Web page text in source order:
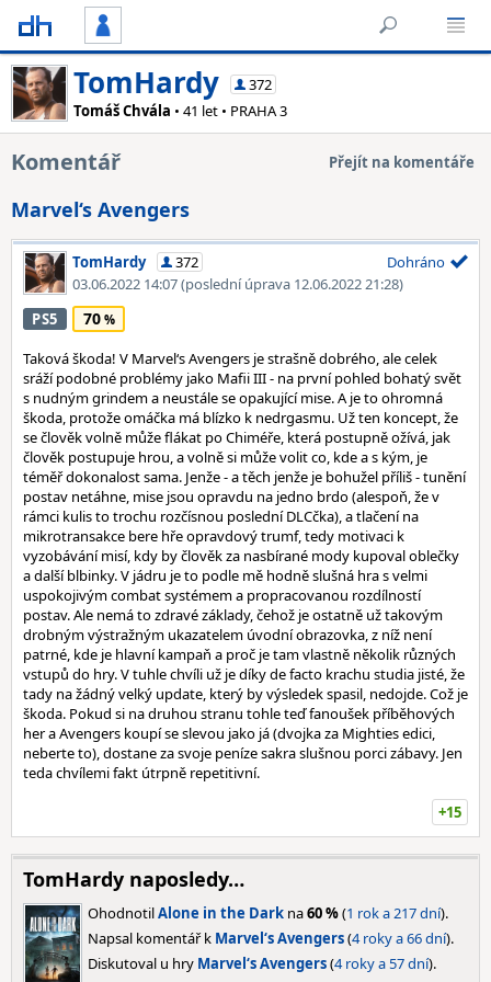
TomHardy
372
Tomáš Chvála • 41 let • PRAHA 3
Komentář Přejít na komentáře
Marvel‘s Avengers
TomHardy
372
03.06.2022 14:07(poslední úprava 12.06.2022 21:28)
Dohráno
PS5 70
Taková škoda! V Marvel‘s Avengers je strašně dobrého, ale celek
sráží podobné problémy jako Mafii III - na první pohled bohatý svět
s nudným grindem a neustále se opakující mise. A je to ohromná
škoda, protože omáčka má blízko k nedrgasmu. Už ten koncept, že
se člověk volně může flákat po Chiméře, která postupně ožívá, jak
člověk postupuje hrou, a volně si může volit co, kde a s kým, je
téměř dokonalost sama. Jenže - a těch jenže je bohužel příliš - tunění
postav netáhne, mise jsou opravdu na jedno brdo (alespoň, že v
rámci kulis to trochu rozčísnou poslední DLCčka), a tlačení na
mikrotransakce bere hře opravdový trumf, tedy motivaci k
vyzobávání misí, kdy by člověk za nasbírané mody kupoval oblečky
a další blbinky. V jádru je to podle mě hodně slušná hra s velmi
uspokojivým combat systémem a propracovanou rozdílností
postav. Ale nemá to zdravé základy, čehož je ostatně už takovým
drobným výstražným ukazatelem úvodní obrazovka, z níž není
patrné, kde je hlavní kampaň a proč je tam vlastně několik různých
vstupů do hry. V tuhle chvíli už je díky de facto krachu studia jisté, že
tady na žádný velký update, který by výsledek spasil, nedojde. Což je
škoda. Pokud si na druhou stranu tohle teď fanoušek příběhových
her a Avengers koupí se slevou jako já (dvojka za Mighties edici,
neberte to), dostane za svoje peníze sakra slušnou porci zábavy. Jen
teda chvílemi fakt útrpně repetitivní.
+15
TomHardy naposledy…
OhodnotilAlone in the Dark na60 %(1 rok a 217 dní).
Napsal komentář k Marvel‘s Avengers(4 roky a 66 dní).
Diskutoval u hry Marvel‘s Avengers(4 roky a 57 dní).